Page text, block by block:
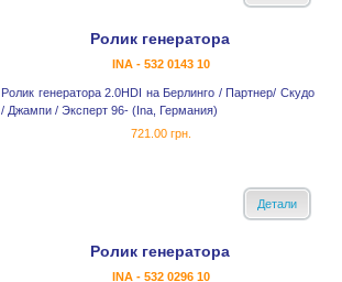
Ролик генератора
INA - 532 0143 10
Ролик генератора 2.0HDI на Берлинго / Партнер/ Скудо
/ Джампи / Эксперт 96- (Ina, Германия)
721.00 грн.
Детали
Ролик генератора
INA - 532 0296 10